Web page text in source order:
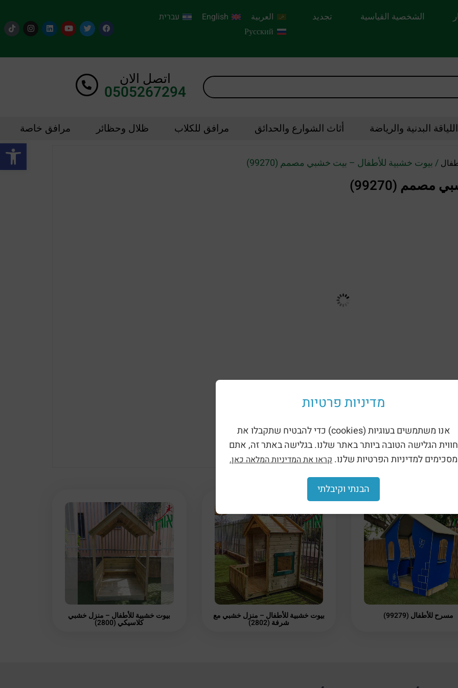
الشخصية القياسية
تجديد
العربية English
עברית
Русский
اتصل الان
0505267294
البدنية والرياضة أثاث الشوارع والحدائق مرافق للكلاب ظلال وحظائر مرافق خاصة
/ بيوت خشبية للأطفال – بيت خشبي مصمم (99270)
(99270)
العودة إلى الكتالوج
– بيت خشبي مصمم (99270)
مسرح للأطفال (99279) بيوت خشبية للأطفال – منزل خشبي مع
شرفة (2802)
بيوت خشبية للأطفال – منزل خشبي
كلاسيكي (2800)
מדיניות פרטיות
אנו משתמשים בעוגיות (cookies) כדי להבטיח שתקבלו את
חווית הגלישה הטובה ביותר באתר שלנו. בגלישה באתר זה, אתם
מסכימים למדיניות הפרטיות שלנו. קראו את המדיניות המלאה כאן.
הבנתי וקיבלתי